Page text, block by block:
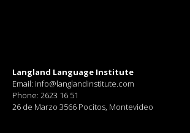
Langland Language Institute
Email: info@langlandinstitute.com
Phone: 2623 16 51
26 de Marzo 3566 Pocitos, Montevideo